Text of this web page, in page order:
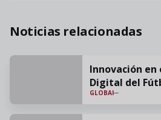
Noticias relacionadas
Innovación en
Digital del
GLOBAI